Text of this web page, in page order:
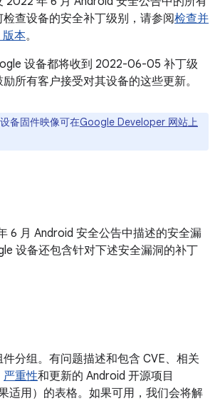
查设备的安全补丁级别，请参阅检查并
版本。
设备都将收到 2022-06-05 补丁级
所有客户接受对其设备的这些更新。
备固件映像可在Google Developer 网站上
6 月 Android 安全公告中描述的安全漏
设备还包含针对下述安全漏洞的补丁
分组。有问题描述和包含 CVE、相关
严重性和更新的 Android 开源项目
适用）的表格。如果可用，我们会将解